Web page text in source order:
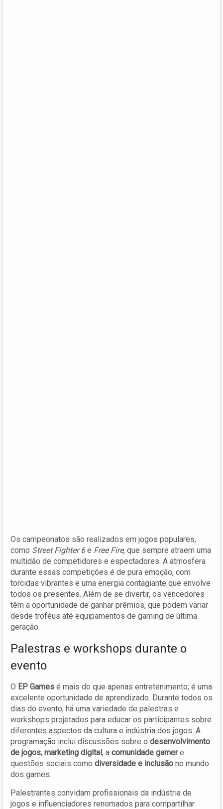
Os campeonatos são realizados em jogos populares,
como Street Fighter 6e Free Fire, que sempre atraem uma
multidão de competidores e espectadores. A atmosfera
durante essas competições é de pura emoção, com
torcidas vibrantes e uma energia contagiante que envolve
todos os presentes. Além de se divertir, os vencedores
têm a oportunidade de ganhar prêmios, que podem variar
desde troféus até equipamentos de gaming de última
geração.
Palestras e workshops durante o
evento
O EP Games é mais do que apenas entretenimento; é uma
excelente oportunidade de aprendizado. Durante todos os
dias do evento, há uma variedade de palestras e
workshops projetados para educar os participantes sobre
diferentes aspectos da cultura e indústria dos jogos. A
programação inclui discussões sobre o desenvolvimento
de jogos, marketing digital, a comunidade gamere
questões sociais como diversidade e inclusão no mundo
dos games.
Palestrantes convidam profissionais da indústria de
jogos e influenciadores renomados para compartilhar